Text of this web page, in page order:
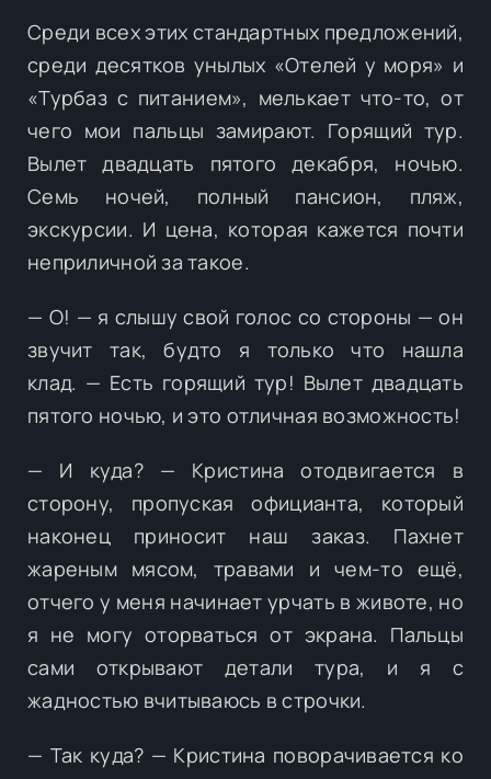
Среди всех этих стандартных предложений,
среди десятков унылых «Отелей у моря» и
«Турбаз с питанием», мелькает что-то, от
чего мои пальцы замирают. Горящий тур.
Вылет двадцать пятого декабря, ночью.
Семь ночей, полный пансион, пляж,
экскурсии. И цена, которая кажется почти
неприличной за такое.
— О! — я слышу свой голос со стороны — он
звучит так, будто я только что нашла
клад. — Есть горящий тур! Вылет двадцать
пятого ночью, и это отличная возможность!
— И куда? — Кристина отодвигается в
сторону, пропуская официанта, который
наконец приносит наш заказ. Пахнет
жареным мясом, травами и чем-то ещё,
отчего у меня начинает урчать в животе, но
я не могу оторваться от экрана. Пальцы
сами открывают детали тура, и я с
жадностью вчитываюсь в строчки.
— Так куда? — Кристина поворачивается ко